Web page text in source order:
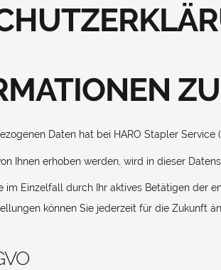
Daten hat bei HARO Stapler
Ihnen erhoben werden, wird in dieser
im Einzelfall durch Ihr aktives Betätigen
können Sie jederzeit für die Zukunft